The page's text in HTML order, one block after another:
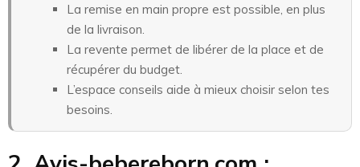
La remise en main propre est possible, en plus
de la livraison.
La revente permet de libérer de la place et de
récupérer du budget.
L’espace conseils aide à mieux choisir selon tes
besoins.